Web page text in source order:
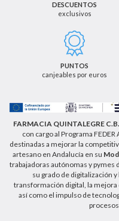
cancelación u
adicionales que le
de email
como a través
información
privacidad que
DESCUENTOS
exclusivos
PUNTOS
canjeables por euros
FARMACIA QUINTALEGRE C.B.
con cargo al Programa
destinadas a mejorar la
artesano en Andalucía en su
trabajadoras autónomas y
su grado de digitalización
transformación digital, la mejora
así como el impulso de